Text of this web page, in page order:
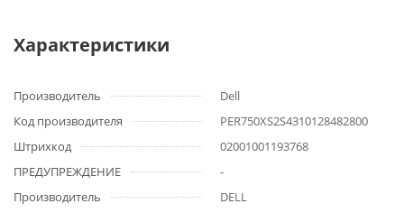
Характеристики
Производитель
Dell
Код производителя
PER750XS2S4310128482800
Штрихкод
02001001193768
ПРЕДУПРЕЖДЕНИЕ
-
Производитель
DELL